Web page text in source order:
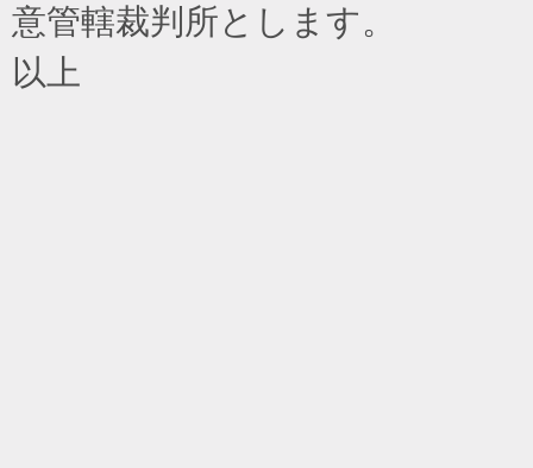
意管轄裁判所とします。
以上